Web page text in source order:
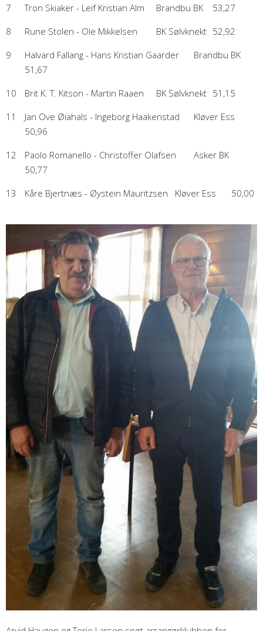
7
Tron Skiaker - Leif Kristian Alm Brandbu BK
53,27
8
Rune Stolen - Ole Mikkelsen BK Sølvknekt 52,92
9
Halvard Fallang - Hans Kristian Gaarder
Brandbu BK
51,67
10
Brit K. T. Kitson - Martin Raaen BK Sølvknekt 51,15
11
Jan Ove Øiahals - Ingeborg Haakenstad
Kløver Ess
50,96
12
Paolo Romanello - Christoffer Olafsen
Asker BK
50,77
13
Kåre Bjertnæs - Øystein Mauritzsen Kløver Ess 50,00